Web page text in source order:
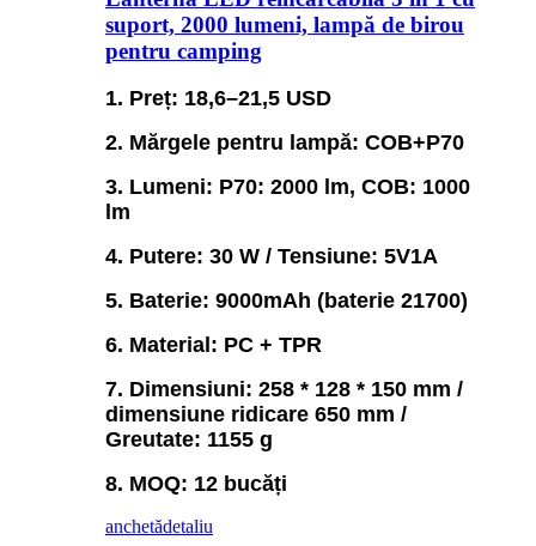
suport, 2000 lumeni, lampă de birou
pentru camping
1. Preț: 18,6–21,5 USD
2. Mărgele pentru lampă: COB+P70
3. Lumeni: P70: 2000 lm, COB: 1000
lm
4. Putere: 30 W / Tensiune: 5V1A
5. Baterie: 9000mAh (baterie 21700)
6. Material: PC + TPR
7. Dimensiuni: 258 * 128 * 150 mm /
dimensiune ridicare 650 mm /
Greutate: 1155 g
8. MOQ: 12 bucăți
anchetădetaliu